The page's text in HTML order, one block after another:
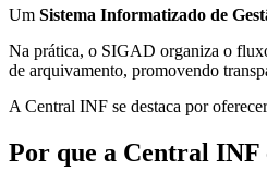
Um Sistema Informatizado de
Na prática, o SIGAD organiza o
de arquivamento, promovendo
A Central INF se destaca por
Por que a Central INF